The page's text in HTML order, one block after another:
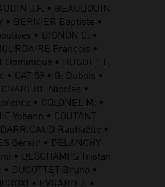
J.F. • BEAUDOUIN
• BERNIER Baptiste •
• BIGNON C. •
François •
Dominique • BUGUET L.
• CAT 59 • G. Dubois •
Nicolas •
• COLONEL M. •
Yohann • COUTANT
Raphaëlle •
Gérald • DELANCHY
• DESCHAMPS Tristan
DUCOTTET Bruno •
• EVRARD J. •